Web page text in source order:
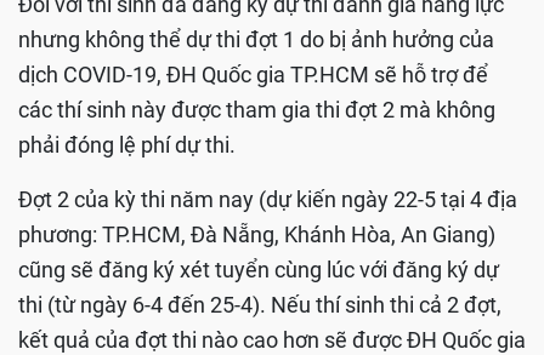
nhưng không thể dự thi đợt 1 do bị ảnh hưởng của
dịch COVID-19, ĐH Quốc gia TP.HCM sẽ hỗ trợ để
các thí sinh này được tham gia thi đợt 2 mà không
phải đóng lệ phí dự thi.
Đợt 2 của kỳ thi năm nay (dự kiến ngày 22-5 tại 4 địa
phương: TP.HCM, Đà Nẵng, Khánh Hòa, An Giang)
cũng sẽ đăng ký xét tuyển cùng lúc với đăng ký dự
thi (từ ngày 6-4 đến 25-4). Nếu thí sinh thi cả 2 đợt,
kết quả của đợt thi nào cao hơn sẽ được ĐH Quốc gia